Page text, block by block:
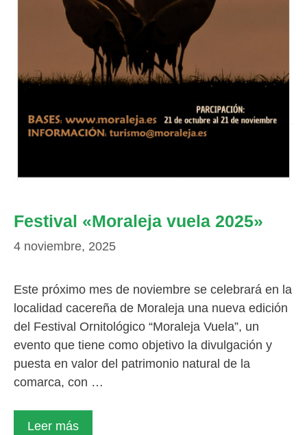
Festival «Moraleja vuela 2025»
4 noviembre, 2025
Este próximo mes de noviembre se celebrará en la
localidad cacereña de Moraleja una nueva edición
del Festival Ornitológico “Moraleja Vuela”, un
evento que tiene como objetivo la divulgación y
puesta en valor del patrimonio natural de la
comarca, con …
Leer más